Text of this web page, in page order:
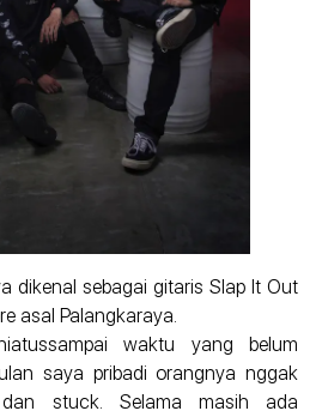
dikenal sebagai gitaris Slap It Out
asal Palangkaraya.
waktu yang belum
saya pribadi orangnya nggak
stuck. Selama masih ada